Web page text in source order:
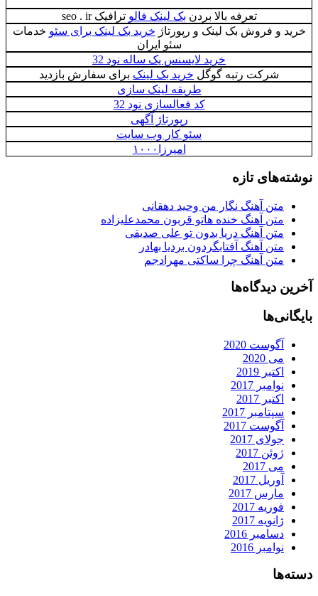
تعرفه بالا بردن بک لینک فالو ترافیک seo . ir
خرید و فروش بک لینک و رپورتاژ خرید بک لینک برای سئو خدمات
سئو ایران
خرید لایسنس یک ساله نود 32
شرکت رتبه گوگل خرید بک لینک برای سفارش بازدید
طریقه لینک سازی
کد فعالسازی نود 32
رپورتاژ آگهی
سئو کار وب سایت
امیرزا۱۰۰۰
نوشته‌های تازه
متن آهنگ نگار من وحید دهقانی
متن آهنگ خنده هاتو قربون محمدعلیزاده
متن آهنگ دریا بدون تو علی صدیقی
متن آهنگ آفتابگردون بردیا بهادر
متن آهنگ چرا ساکتی مهرادجم
آخرین دیدگاه‌ها
بایگانی‌ها
آگوست 2020
می 2020
اکتبر 2019
نوامبر 2017
اکتبر 2017
سپتامبر 2017
آگوست 2017
جولای 2017
ژوئن 2017
می 2017
آوریل 2017
مارس 2017
فوریه 2017
ژانویه 2017
دسامبر 2016
نوامبر 2016
دسته‌ها